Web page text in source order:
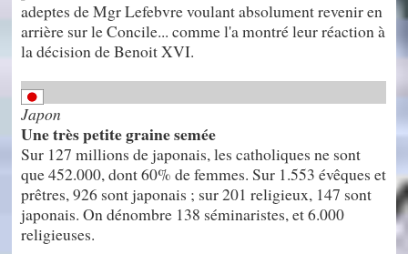
adeptes de Mgr Lefebvre voulant absolument revenir en
arrière sur le Concile... comme l'a montré leur réaction à
la décision de Benoit XVI.
Japon
Une très petite graine semée
Sur 127 millions de japonais, les catholiques ne sont
que 452.000, dont 60% de femmes. Sur 1.553 évêques et
prêtres, 926 sont japonais ; sur 201 religieux, 147 sont
japonais. On dénombre 138 séminaristes, et 6.000
religieuses.